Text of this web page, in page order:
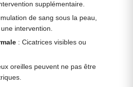
supplémentaire.
de sang sous la peau,
intervention.
: Cicatrices visibles ou
oreilles peuvent ne pas être